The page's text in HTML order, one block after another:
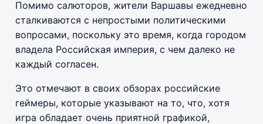
Помимо салюторов, жители Варшавы ежедневно
сталкиваются с непростыми политическими
вопросами, поскольку это время, когда городом
владела Российская империя, с чем далеко не
каждый согласен.
Это отмечают в своих обзорах российские
геймеры, которые указывают на то, что, хотя
игра обладает очень приятной графикой,